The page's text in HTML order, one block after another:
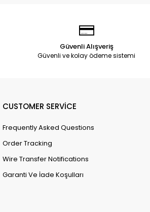
Güvenli Alışveriş
Güvenli ve kolay ödeme sistemi
CUSTOMER SERVİCE
Frequently Asked Questions
Order Tracking
Wire Transfer Notifications
Garanti Ve İade Koşulları